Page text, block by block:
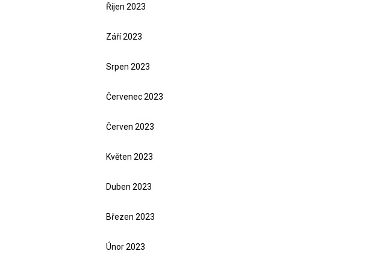
Říjen 2023
Září 2023
Srpen 2023
Červenec 2023
Červen 2023
Květen 2023
Duben 2023
Březen 2023
Únor 2023